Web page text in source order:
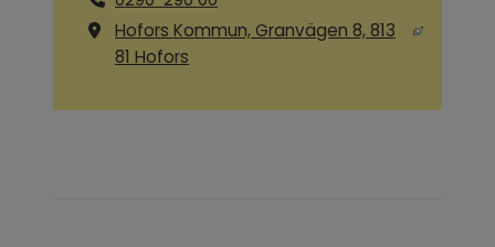
Hofors Kommun, Granvägen 8, 813
81 Hofors